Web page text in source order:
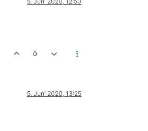
0
5. Juni 2020, 13:25